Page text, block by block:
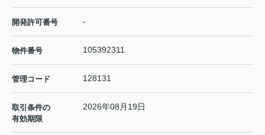
開発許可番号 -
物件番号 105392311
管理コード 128131
取引条件の
有効期限
2026年08月19日